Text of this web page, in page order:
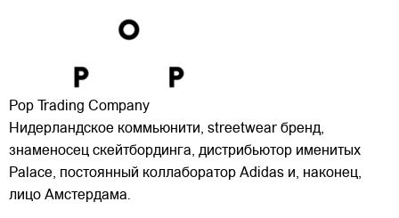
Pop Trading Company
Нидерландское коммьюнити, streetwear бренд,
знаменосец скейтбординга, дистрибьютор именитых
Palace, постоянный коллаборатор Adidas и, наконец,
лицо Амстердама.